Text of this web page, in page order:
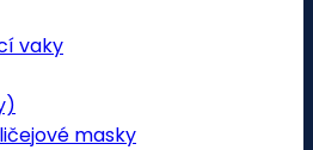
vaky
masky